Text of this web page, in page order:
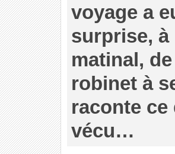
voyage a
surprise,
matinal,
robinet à
raconte
vécu…